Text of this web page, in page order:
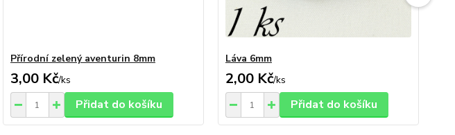
Přírodní zelený aventurin 8mm
3,00 Kč/ks
Přidat do košíku
Láva 6mm
2,00 Kč/ks
Přidat do košíku